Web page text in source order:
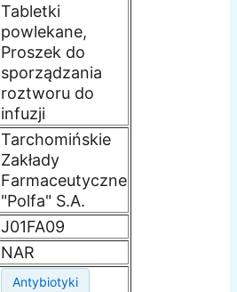
Tabletki
powlekane,
Proszek do
sporządzania
roztworu do
infuzji
Tarchomińskie
Zakłady
Farmaceutyczne
"Polfa" S.A.
J01FA09
NAR
Antybiotyki